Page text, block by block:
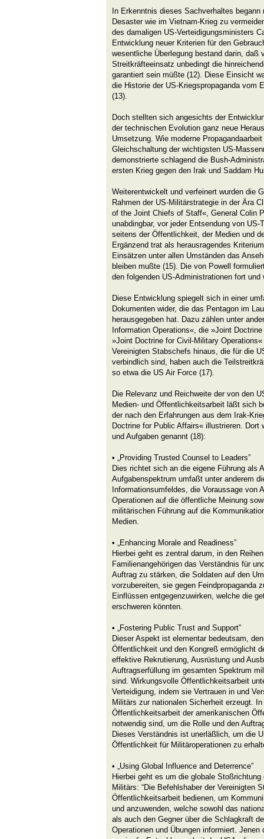
In Erkenntnis dieses Sachverhaltes
Desaster wie im Vietnam-Krieg zu
des damaligen US-Verteidigungsministers
Entwicklung neuer Kriterien für den
wesentliche Überlegung bestand darin, daß
Streitkräfteeinsatz unbedingt die
garantiert sein müßte (12). Diese Einsicht
die Historie der US-Kriegspropaganda vom
(13).
Doch stellten sich angesichts der
der technischen Evolution ganz neue
Umsetzung. Wie moderne
Gleichschaltung der wichtigsten US-
demonstrierte schlagend die Bush-
ersten Krieg gegen den Irak und Saddam
Weiterentwickelt und verfeinert wurden die
Rahmen der US-Militärstrategie in der Ära
of the Joint Chiefs of Staff«, General Colin
unabdingbar, vor jeder Entsendung von
seitens der Öffentlichkeit, der Medien und
Ergänzend trat als herausragendes
Einsätzen unter allen Umständen das
bleiben mußte (15). Die von Powell
den folgenden US-Administrationen fort
Diese Entwicklung spiegelt sich in einer
Dokumenten wider, die das Pentagon im
herausgegeben hat. Dazu zählen unter
Information Operations«, die »Joint
»Joint Doctrine for Civil-Military
Vereinigten Stabschefs hinaus, die für die
verbindlich sind, haben auch die
so etwa die US Air Force (17).
Die Relevanz und Reichweite der von den
Medien- und Öffentlichkeitsarbeit läßt sich
der nach den Erfahrungen aus dem Irak-
Doctrine for Public Affairs« illustrieren. Dort
und Aufgaben genannt (18):
• „Providing Trusted Counsel to Leaders”
Dies richtet sich an die eigene Führung als
Aufgabenspektrum umfaßt unter anderem
Informationsumfeldes, die Voraussage von
Operationen auf die öffentliche Meinung
militärischen Führung auf die
Medien.
• „Enhancing Morale and Readiness”
Hierbei geht es zentral darum, in den
Familienangehörigen das Verständnis für
Auftrag zu stärken, die Soldaten auf den
vorzubereiten, sie gegen Feindpropaganda
Einflüssen entgegenzuwirken, welche die
erschweren könnten.
• „Fostering Public Trust and Support”
Dieser Aspekt ist elementar bedeutsam,
Öffentlichkeit und den Kongreß ermöglicht
effektive Rekrutierung, Ausrüstung und
Auftragserfüllung im gesamten Spektrum
sind. Wirkungsvolle Öffentlichkeitsarbeit
Verteidigung, indem sie Vertrauen in und
Militärs zur nationalen Sicherheit erzeugt.
Öffentlichkeitsarbeit der amerikanischen
notwendig sind, um die Rolle und den
Dieses Verständnis ist unerläßlich, um die
Öffentlichkeit für Militäroperationen zu
• „Using Global Influence and Deterrence”
Hierbei geht es um die globale
Militärs: “Die Befehlshaber der Vereinigten
Öffentlichkeitsarbeit bedienen, um
und anzuwenden, welche sowohl das
als auch den Gegner über die Schlagkraft
Operationen und Übungen informiert.